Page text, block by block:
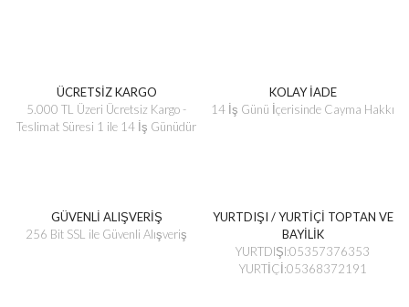
ÜCRETSİZ KARGO
5.000 TL Üzeri Ücretsiz Kargo -
Teslimat Süresi 1 ile 14 İş Günüdür
KOLAY İADE
14 İş Günü İçerisinde Cayma Hakkı
GÜVENLİ ALIŞVERİŞ
256 Bit SSL ile Güvenli Alışveriş
YURTDIŞI / YURTİÇİ TOPTAN VE
BAYİLİK
YURTDIŞI:05357376353
YURTİÇİ:05368372191